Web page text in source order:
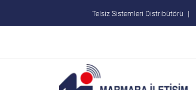
Telsiz Sistemleri Distribütörü